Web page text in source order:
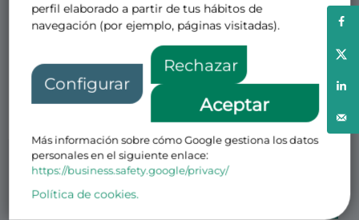
Gracias a los colaboradores por sus
magníficas aportaciones.
Otras noticias de interés
perfil elaborado a partir de tus hábitos de
navegación (por ejemplo, páginas visitadas).
Configurar
Rechazar
Aceptar
Más información sobre cómo Google gestiona los datos
personales en el siguiente enlace:
https://business.safety.google/privacy/
Política de cookies.